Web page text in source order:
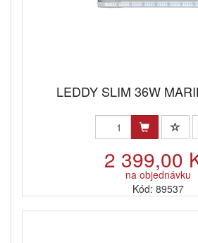
LEDDY SLIM 36W
2 399,00
na objednávku
Kód: 89537